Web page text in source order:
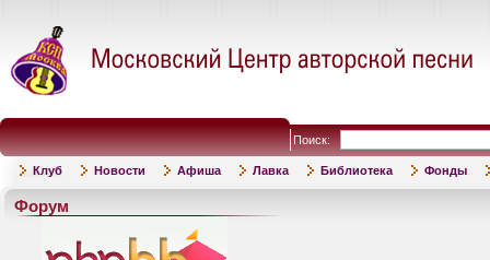
Поиск:
Клуб Новости Афиша Лавка Библиотека Фонды
Форум